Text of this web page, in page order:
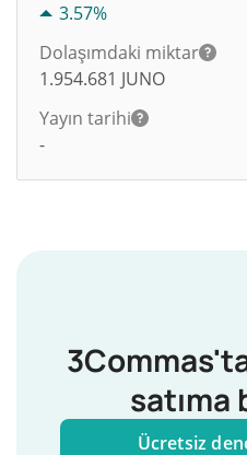
3.57%
Dolaşımdaki miktar
1.954.681 JUNO
Yayın tarihi
-
satıma
Ücretsiz